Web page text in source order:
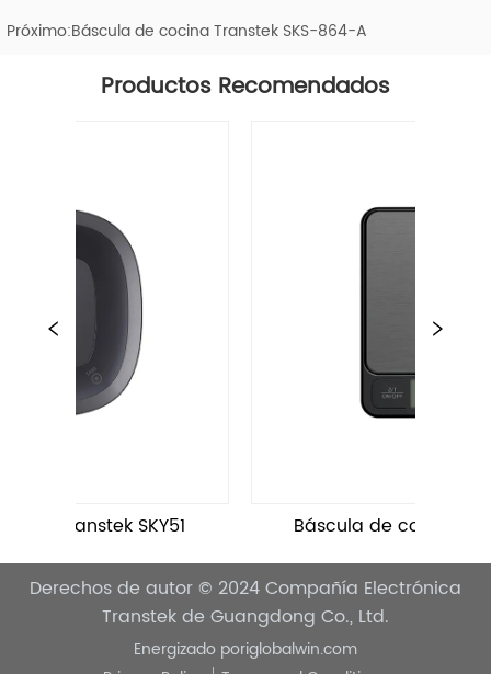
Próximo:Báscula de cocina Transtek SKS-864-A
Productos Recomendados
SKY51 Báscula de cocina
Derechos de autor © 2024Compañía Electrónica
Transtek de Guangdong Co., Ltd.
Energizado poriglobalwin.com